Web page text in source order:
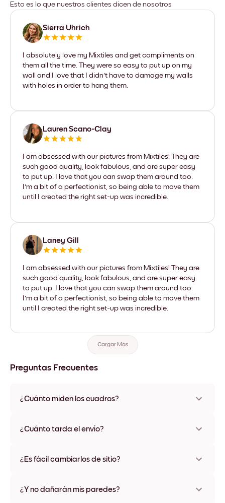
Esto es lo que nuestros clientes dicen de nosotros
Sierra Uhrich
I absolutely love my Mixtiles and get compliments on
them all the time. They were so easy to put up on my
wall and I love that I didn't have to damage my walls
with holes in order to hang them.
Lauren Scano-Clay
I am obsessed with our pictures from Mixtiles! They are
such good quality, look fabulous, and are super easy
to put up. I love that you can swap them around too.
I'm a bit of a perfectionist, so being able to move them
until I created the right set-up was incredible.
Laney Gill
I am obsessed with our pictures from Mixtiles! They are
such good quality, look fabulous, and are super easy
to put up. I love that you can swap them around too.
I'm a bit of a perfectionist, so being able to move them
until I created the right set-up was incredible.
Cargar Más
Preguntas Frecuentes
¿Cuánto miden los cuadros?
varios materiales y colores de marco, incluidas opciones sin
¿Cuánto tarda el envío?
disponibles en algunos países. Te enviaremos un número de
¿Es fácil cambiarlos de sitio?
ningún daño
¿Y no dañarán mis paredes?